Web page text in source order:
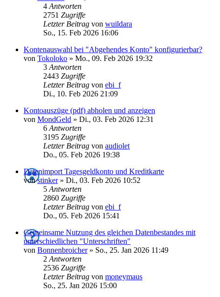
4 Antworten
2751 Zugriffe
Letzter Beitrag von wuildara
So., 15. Feb 2026 16:06
Kontenauswahl bei "Abgehendes Konto" konfigurierbar?
von Tokoloko » Mo., 09. Feb 2026 19:32
3 Antworten
2443 Zugriffe
Letzter Beitrag von ebi_f
Di., 10. Feb 2026 21:09
Kontoauszüge (pdf) abholen und anzeigen
von MondGeld » Di., 03. Feb 2026 12:31
6 Antworten
3195 Zugriffe
Letzter Beitrag von audiolet
Do., 05. Feb 2026 19:38
Datenimport Tagesgeldkonto und Kreditkarte
vonstinker» Di., 03. Feb 2026 10:52
5 Antworten
2860 Zugriffe
Letzter Beitrag von ebi_f
Do., 05. Feb 2026 15:41
Gemeinsame Nutzung des gleichen Datenbestandes mit
unterschiedlichen "Unterschriften"
von Bonnenbroicher» So., 25. Jan 2026 11:49
2 Antworten
2536 Zugriffe
Letzter Beitrag von moneymaus
So., 25. Jan 2026 15:00